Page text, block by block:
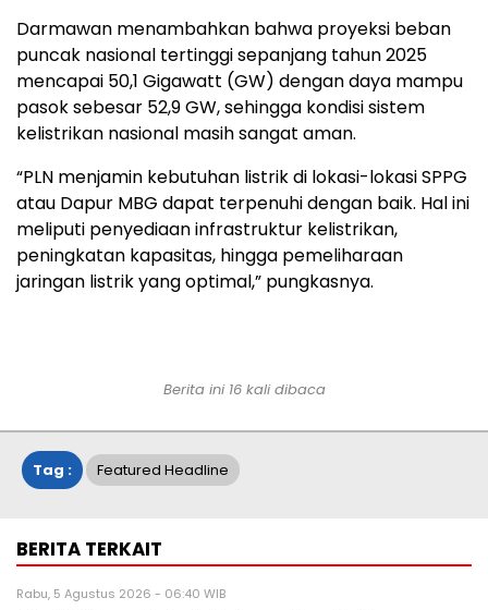
Darmawan menambahkan bahwa proyeksi beban
puncak nasional tertinggi sepanjang tahun 2025
mencapai 50,1 Gigawatt (GW) dengan daya mampu
pasok sebesar 52,9 GW, sehingga kondisi sistem
kelistrikan nasional masih sangat aman.
“PLN menjamin kebutuhan listrik di lokasi-lokasi SPPG
atau Dapur MBG dapat terpenuhi dengan baik. Hal ini
meliputi penyediaan infrastruktur kelistrikan,
peningkatan kapasitas, hingga pemeliharaan
jaringan listrik yang optimal,” pungkasnya.
Berita ini 16 kali dibaca
Tag : Featured Headline
BERITA TERKAIT
Rabu, 5 Agustus 2026 - 06:40 WIB